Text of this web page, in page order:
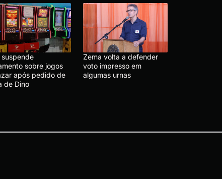
suspende
sobre jogos
após pedido de
de Dino
Zema volta a defender
voto impresso em
algumas urnas